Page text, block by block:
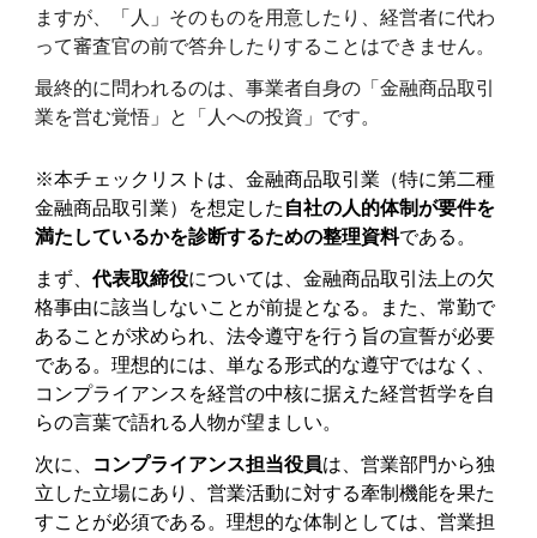
ますが、「人」そのものを用意したり、経営者に代わ
って審査官の前で答弁したりすることはできません。
最終的に問われるのは、事業者自身の「金融商品取引
業を営む覚悟」と「人への投資」です。
※本チェックリストは、金融商品取引業（特に第二種
金融商品取引業）を想定した 自社の人的体制が要件を
満たしているかを診断するための整理資料である。
まず、代表取締役については、金融商品取引法上の欠
格事由に該当しないことが前提となる。また、常勤で
あることが求められ、法令遵守を行う旨の宣誓が必要
である。理想的には、単なる形式的な遵守ではなく、
コンプライアンスを経営の中核に据えた経営哲学を自
らの言葉で語れる人物が望ましい。
次に、 コンプライアンス担当役員は、営業部門から独
立した立場にあり、営業活動に対する牽制機能を果た
すことが必須である。理想的な体制としては、営業担